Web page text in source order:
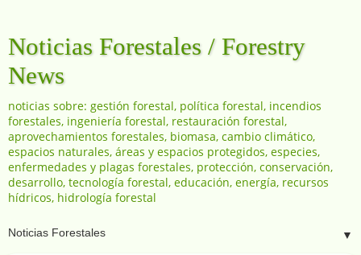
Noticias Forestales / Forestry
News
noticias sobre: gestión forestal, política forestal, incendios
forestales, ingeniería forestal, restauración forestal,
aprovechamientos forestales, biomasa, cambio climático,
espacios naturales, áreas y espacios protegidos, especies,
enfermedades y plagas forestales, protección, conservación,
desarrollo, tecnología forestal, educación, energía, recursos
hídricos, hidrología forestal
▼